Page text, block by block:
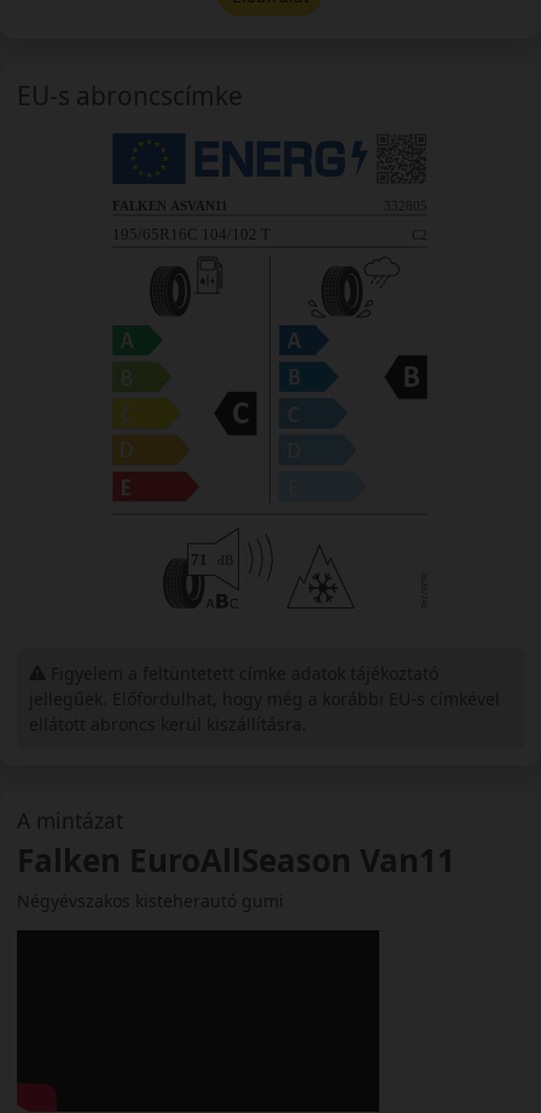
A mintázat
Falken EuroAllSeason Van11
Négyévszakos kisteherautó gumi
EU-s abroncscímke